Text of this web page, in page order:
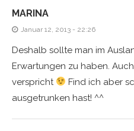
MARINA
Januar 12, 2013 - 22:26
Deshalb sollte man im
Erwartungen zu haben.
verspricht
Find ich aber
ausgetrunken hast! ^^